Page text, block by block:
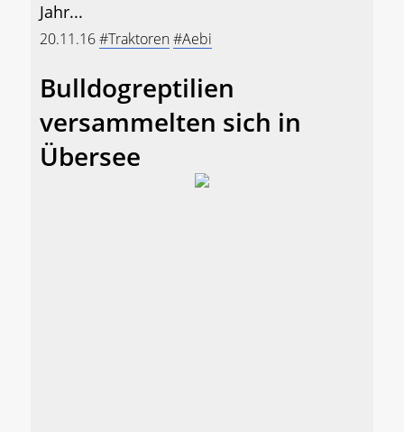
Jahr...
20.11.16#Traktoren#Aebi
Bulldogreptilien
versammelten sich in
Übersee